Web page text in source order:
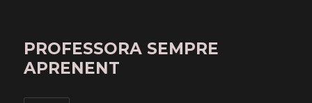
PROFESSORA SEMPRE
APRENENT